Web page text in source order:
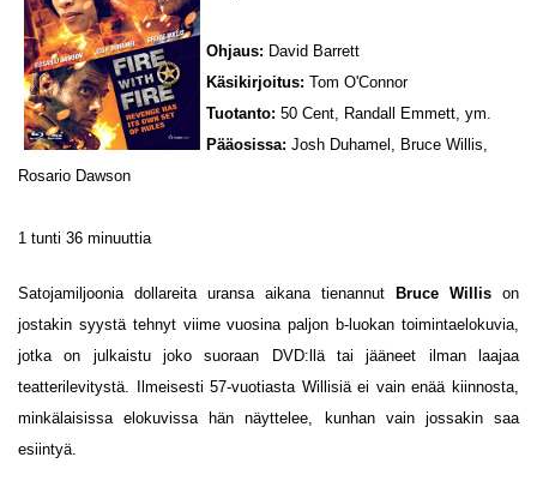
Ohjaus: David Barrett
Käsikirjoitus: Tom O'Connor
Tuotanto: 50 Cent, Randall Emmett, ym.
Pääosissa: Josh Duhamel, Bruce Willis,
Rosario Dawson
1 tunti 36 minuuttia
Satojamiljoonia dollareita uransa aikana tienannut Bruce Willis on
jostakin syystä tehnyt viime vuosina paljon b-luokan toimintaelokuvia,
jotka on julkaistu joko suoraan DVD:llä tai jääneet ilman laajaa
teatterilevitystä. Ilmeisesti 57-vuotiasta Willisiä ei vain enää kiinnosta,
minkälaisissa elokuvissa hän näyttelee, kunhan vain jossakin saa
esiintyä.